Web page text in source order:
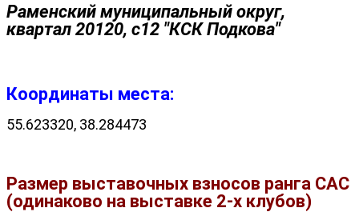
Раменский муниципальный округ,
квартал 20120, с12 "КСК Подкова"
Координаты места:
55.623320, 38.284473
Размер выставочных взносов ранга САС
(одинаково на выставке 2-х клубов)